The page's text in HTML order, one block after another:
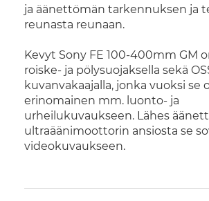
ja äänettömän tarkennuksen ja
reunasta reunaan.
Kevyt Sony FE 100-400mm GM
roiske- ja pölysuojaksella sekä
kuvanvakaajalla, jonka vuoksi se
erinomainen mm. luonto- ja
urheilukuvaukseen. Lähes
ultraäänimoottorin ansiosta se
videokuvaukseen.